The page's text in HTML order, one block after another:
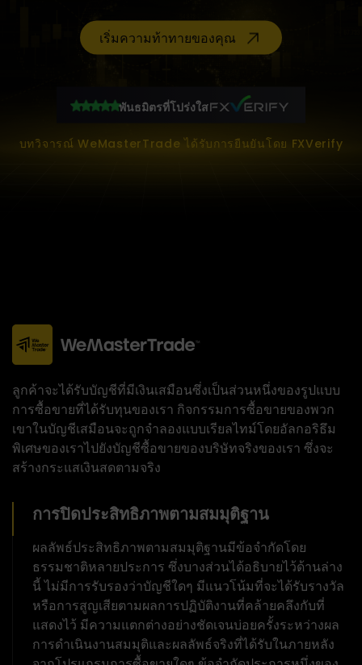
เริ่มความท้าทายของคุณ
พันธมิตรที่โปร่งใส
บทวิจารณ์ WeMasterTrade ได้รับการยืนยันโดย FXVerify
ลูกค้าจะได้รับบัญชีที่มีเงินเสมือนซึ่งเป็นส่วนหนึ่งของรูปแบบ
การซื้อขายที่ได้รับทุนของเรา กิจกรรมการซื้อขายของพวก
เขาในบัญชีเสมือนจะถูกจำลองแบบเรียลไทม์โดยอัลกอริธึม
พิเศษของเราไปยังบัญชีซื้อขายของบริษัทจริงของเรา ซึ่งจะ
สร้างกระแสเงินสดตามจริง
การปิดประสิทธิภาพตามสมมุติฐาน
ผลลัพธ์ประสิทธิภาพตามสมมุติฐานมีข้อจำกัดโดย
ธรรมชาติหลายประการ ซึ่งบางส่วนได้อธิบายไว้ด้านล่าง
นี้ ไม่มีการรับรองว่าบัญชีใดๆ มีแนวโน้มที่จะได้รับรางวัล
หรือการสูญเสียตามผลการปฏิบัติงานที่คล้ายคลึงกับที่
แสดงไว้ มีความแตกต่างอย่างชัดเจนบ่อยครั้งระหว่างผล
การดำเนินงานสมมุติและผลลัพธ์จริงที่ได้รับในภายหลัง